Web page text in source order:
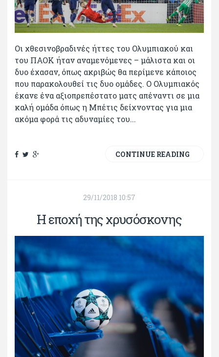
Οι χθεσινοβραδινές ήττες του Ολυμπιακού και
του ΠΑΟΚ ήταν αναμενόμενες – μάλιστα και οι
δυο έχασαν, όπως ακριβώς θα περίμενε κάποιος
που παρακολουθεί τις δυο ομάδες. Ο Ολυμπιακός
έκανε ένα αξιοπρεπέστατο ματς απέναντι σε μια
καλή ομάδα όπως η Μπέτις δείχνοντας για μια
ακόμα φορά τις αδυναμίες του...
CONTINUE READING
29/11/2018 10:57
Η εποχή της χρυσόσκονης